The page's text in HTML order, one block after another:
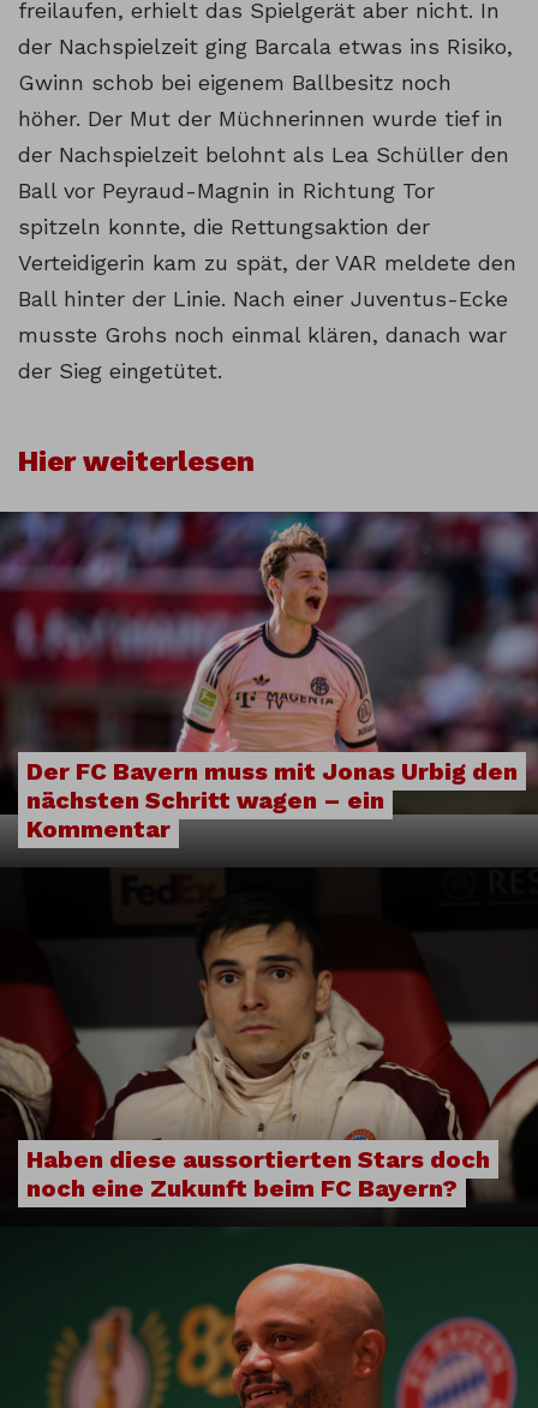
freilaufen, erhielt das Spielgerät aber nicht. In
der Nachspielzeit ging Barcala etwas ins Risiko,
Gwinn schob bei eigenem Ballbesitz noch
höher. Der Mut der Müchnerinnen wurde tief in
der Nachspielzeit belohnt als Lea Schüller den
Ball vor Peyraud-Magnin in Richtung Tor
spitzeln konnte, die Rettungsaktion der
Verteidigerin kam zu spät, der VAR meldete den
Ball hinter der Linie. Nach einer Juventus-Ecke
musste Grohs noch einmal klären, danach war
der Sieg eingetütet.
Hier weiterlesen
Der FC Bayern muss mit Jonas Urbig den
nächsten Schritt wagen – ein
Kommentar
Haben diese aussortierten Stars doch
noch eine Zukunft beim FC Bayern?